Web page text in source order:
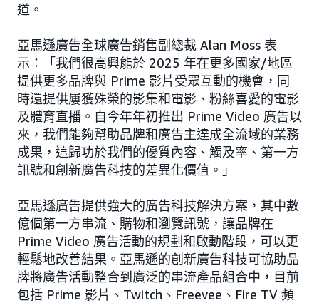
道。
亞馬遜廣告全球廣告銷售副總裁 Alan Moss 表
示：「我們很高興能於 2025 年在更多國家/地區
提供更多品牌與 Prime 影片受眾互動的機會，同
時還提供屢獲殊榮的影集和電影、粉絲喜愛的電影
及體育直播。自今年年初推出 Prime Video 廣告以
來，我們能夠幫助品牌和廣告主達成全流域的業務
成果，這歸功於我們的優質內容、觸及率、第一方
訊號和創新廣告科技的差異化價值。」
亞馬遜廣告提供強大的廣告科技解決方案，其中數
億個第一方串流、購物和瀏覽訊號，讓品牌在
Prime Video 廣告活動的規劃和啟動階段，可以更
輕鬆地改善結果。亞馬遜的創新廣告科技可協助品
牌將廣告活動整合到廣泛的串流產品組合中，目前
包括 Prime 影片、Twitch、Freevee、Fire TV 頻